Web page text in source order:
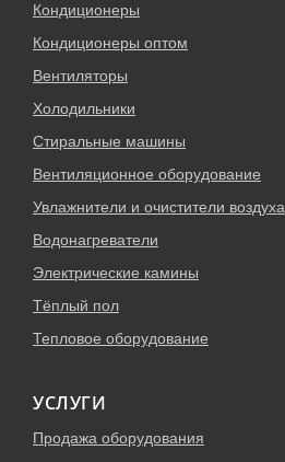
Кондиционеры
Кондиционеры оптом
Вентиляторы
Холодильники
Стиральные машины
Вентиляционное оборудование
Увлажнители и очистители воздуха
Водонагреватели
Электрические камины
Тёплый пол
Тепловое оборудование
УСЛУГИ
Продажа оборудования